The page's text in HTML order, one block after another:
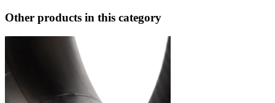
Other products in this category